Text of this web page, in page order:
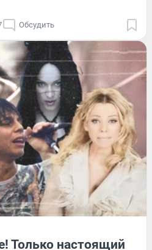
Обсудить
Только настоящий